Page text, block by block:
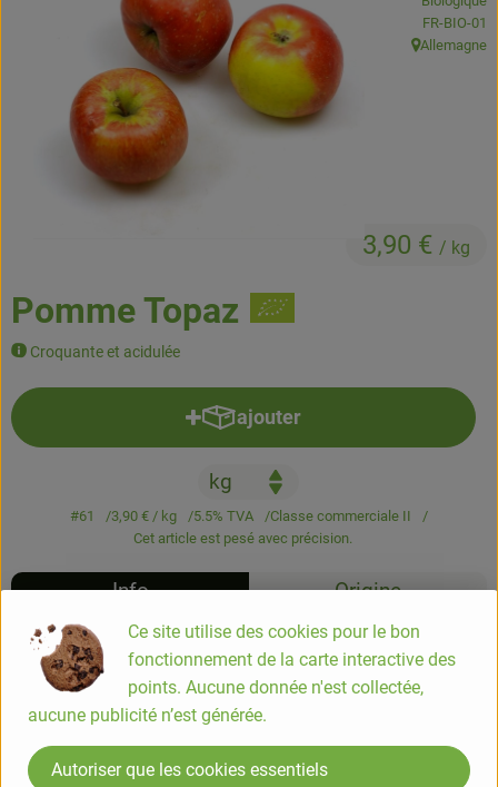
Accessoires et divers
Cosmétique et hygiène
C'est nous
Pomme Topaz
Croquante et acidulée
3,90 € / kg
, Autorité
FR-BIO-01
, Origine:
Allemagne
ajouter
Ajouter le produit au panier
#61 3,90 € / kg 5.5% TVA
Classe commerciale II
Cet article est pesé avec précision.
Info Origine
Info
La Topaz est une nouvelle variété de pomme qui a été
Ce site utilise des cookies pour le bon
fonctionnement de la carte interactive des
points. Aucune donnée n'est collectée,
aucune publicité n’est générée.
Autoriser que les cookies essentiels